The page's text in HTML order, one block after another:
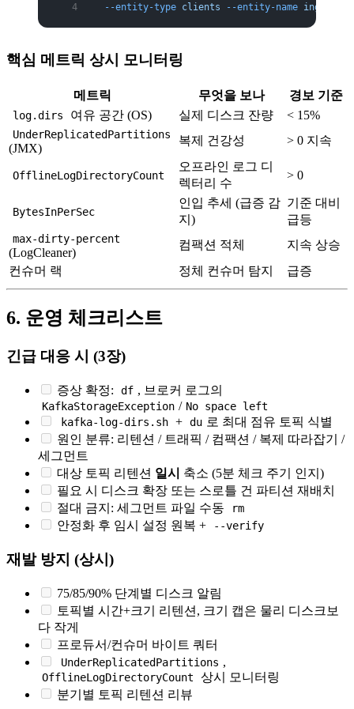
  --entity-type
clients --entity-name ingest-
핵심 메트릭 상시 모니터링
메트릭 무엇을 보나 경보 기준
log.dirs 여유 공간 (OS) 실제 디스크 잔량 < 15%
UnderReplicatedPartitions
(JMX)
복제 건강성 > 0 지속
OfflineLogDirectoryCount
오프라인 로그 디
렉터리 수
> 0
BytesInPerSec
인입 추세 (급증 감
지)
기준 대비
급등
max-dirty-percent
(LogCleaner)
컴팩션 적체
지속 상승
컨슈머 랙
정체 컨슈머 탐지 급증
6. 운영 체크리스트
긴급 대응 시 (3장)
증상 확정: df , 브로커 로그의
KafkaStorageException / No space left
kafka-log-dirs.sh + du 로 최대 점유 토픽 식별
원인 분류: 리텐션 / 트래픽 / 컴팩션 / 복제 따라잡기 /
세그먼트
대상 토픽 리텐션 일시
축소 (5분 체크 주기 인지)
필요 시 디스크 확장 또는 스로틀 건 파티션 재배치
절대 금지: 세그먼트 파일 수동
rm
안정화 후 임시 설정 원복 + --verify
재발 방지 (상시)
75/85/90% 단계별 디스크 알림
토픽별 시간+크기 리텐션, 크기 캡은 물리 디스크보
다 작게
프로듀서/컨슈머 바이트 쿼터
UnderReplicatedPartitions ,
OfflineLogDirectoryCount
상시 모니터링
분기별 토픽 리텐션 리뷰